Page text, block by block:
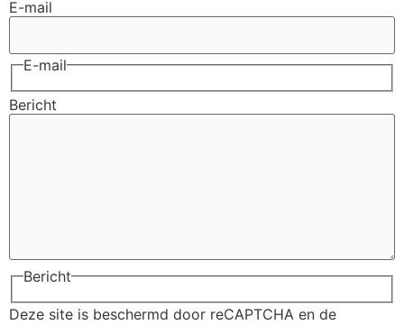
E-mail
E-mail
Bericht
Bericht
Deze site is beschermd door reCAPTCHA en de